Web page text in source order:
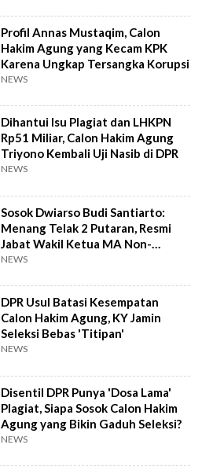
Profil Annas Mustaqim, Calon
Hakim Agung yang Kecam KPK
Karena Ungkap Tersangka Korupsi
NEWS
Dihantui Isu Plagiat dan LHKPN
Rp51 Miliar, Calon Hakim Agung
Triyono Kembali Uji Nasib di DPR
NEWS
Sosok Dwiarso Budi Santiarto:
Menang Telak 2 Putaran, Resmi
Jabat Wakil Ketua MA Non-
Yudisial
NEWS
DPR Usul Batasi Kesempatan
Calon Hakim Agung, KY Jamin
Seleksi Bebas 'Titipan'
NEWS
Disentil DPR Punya 'Dosa Lama'
Plagiat, Siapa Sosok Calon Hakim
Agung yang Bikin Gaduh Seleksi?
NEWS